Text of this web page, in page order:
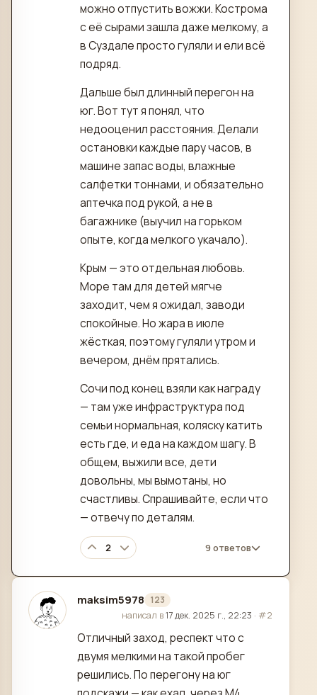
можно отпустить вожжи. Кострома
с её сырами зашла даже мелкому, а
в Суздале просто гуляли и ели всё
подряд.
Дальше был длинный перегон на
юг. Вот тут я понял, что
недооценил расстояния. Делали
остановки каждые пару часов, в
машине запас воды, влажные
салфетки тоннами, и обязательно
аптечка под рукой, а не в
багажнике (выучил на горьком
опыте, когда мелкого укачало).
Крым — это отдельная любовь.
Море там для детей мягче
заходит, чем я ожидал, заводи
спокойные. Но жара в июле
жёсткая, поэтому гуляли утром и
вечером, днём прятались.
Сочи под конец взяли как награду
— там уже инфраструктура под
семьи нормальная, коляску катить
есть где, и еда на каждом шагу. В
общем, выжили все, дети
довольны, мы вымотаны, но
счастливы. Спрашивайте, если что
— отвечу по деталям.
2 9 ответов
maksim5978 123
отредактировано
написал в17 дек. 2025 г., 22:23 · #2
Отличный заход, респект что с
двумя мелкими на такой пробег
решились. По перегону на юг